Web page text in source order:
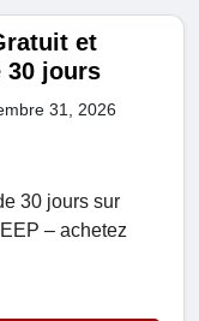
et
30 jours
31, 2026
30 jours sur
– achetez